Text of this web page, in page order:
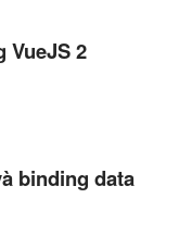
VueJS 2
binding data